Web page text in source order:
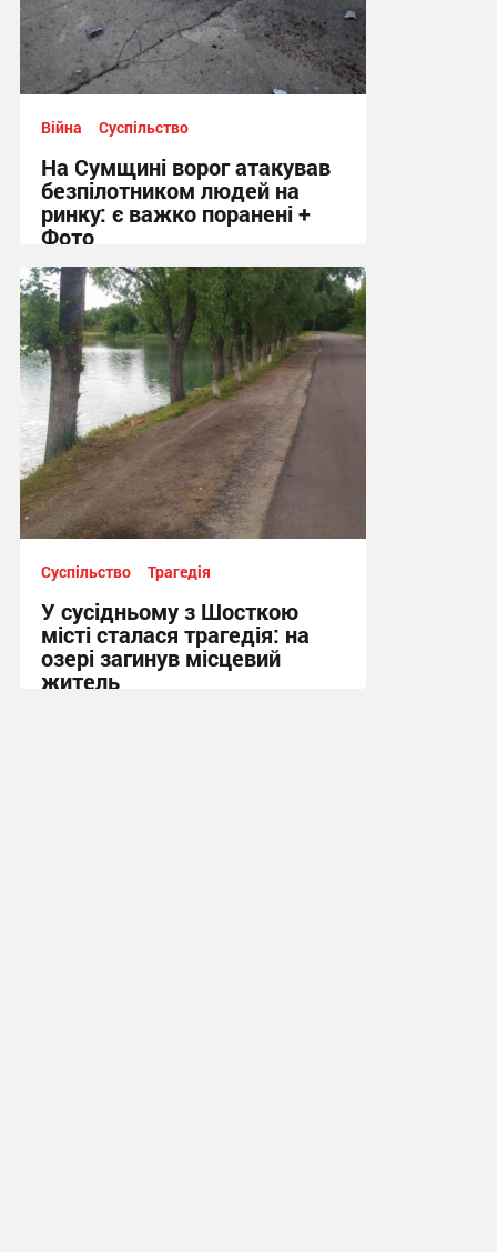
Війна Суспільство
На Сумщині ворог атакував
безпілотником людей на
ринку: є важко поранені +
Фото
10:41, 7.08.2026
Суспільство Трагедія
У сусідньому з Шосткою
місті сталася трагедія: на
озері загинув місцевий
житель